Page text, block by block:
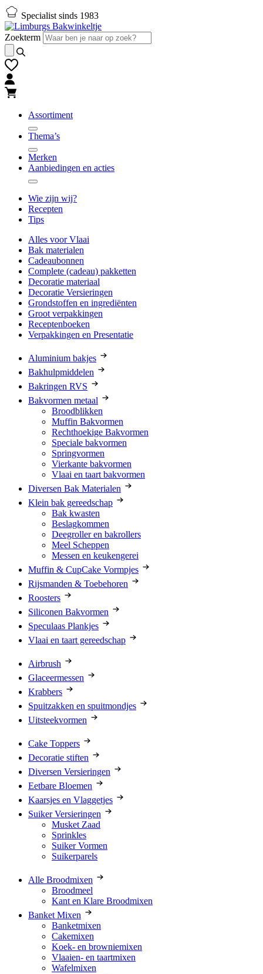
Naar
hoofd-
inhoud
gaan
Naar
footer
gaan
Specialist sinds 1983
Zoekterm
Assortiment
Thema’s
Merken
Aanbiedingen en acties
Wie zijn wij?
Recepten
Tips
Alles voor Vlaai
Bak materialen
Cadeaubonnen
Complete (cadeau) pakketten
Decoratie materiaal
Decoratie Versieringen
Grondstoffen en ingrediënten
Groot verpakkingen
Receptenboeken
Verpakkingen en Presentatie
Aluminium bakjes
Bakhulpmiddelen
Bakringen RVS
Bakvormen metaal
Broodblikken
Muffin Bakvormen
Rechthoekige Bakvormen
Speciale bakvormen
Springvormen
Vierkante bakvormen
Vlaai en taart bakvormen
Diversen Bak Materialen
Klein bak gereedschap
Bak kwasten
Beslagkommen
Deegroller en bakrollers
Meel Scheppen
Messen en keukengerei
Muffin & CupCake Vormpjes
Rijsmanden & Toebehoren
Roosters
Siliconen Bakvormen
Speculaas Plankjes
Vlaai en taart gereedschap
Airbrush
Glaceermessen
Krabbers
Spuitzakken en spuitmondjes
Uitsteekvormen
Cake Toppers
Decoratie stiften
Diversen Versieringen
Eetbare Bloemen
Kaarsjes en Vlaggetjes
Suiker Versieringen
Musket Zaad
Sprinkles
Suiker Vormen
Suikerparels
Alle Broodmixen
Broodmeel
Kant en Klare Broodmixen
Banket Mixen
Banketmixen
Cakemixen
Koek- en browniemixen
Vlaaien- en taartmixen
Wafelmixen